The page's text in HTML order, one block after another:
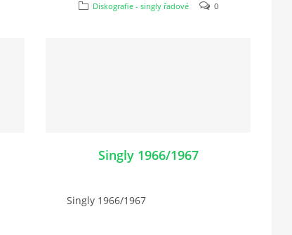
Diskografie - singly řadové
0
Singly 1966/1967
Singly 1966/1967